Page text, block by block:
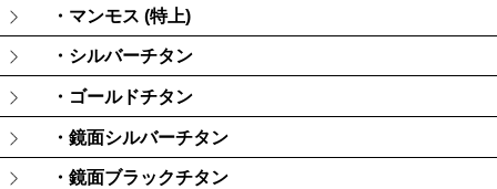
・マンモス (特上)
・シルバーチタン
・ゴールドチタン
・鏡面シルバーチタン
・鏡面ブラックチタン